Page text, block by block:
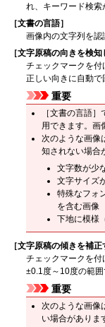
れ、キーワード検索
［文書の言語］
画像内の文字列を認
［文字原稿の向きを検
チェックマークを付
正しい向きに自動で
重要
［文書の言語］
用できます。画
次のような画像
知されない場合
文字数が少
文字サイズ
特殊なフォ
を含む画像
下地に模様
［文字原稿の傾きを補正
チェックマークを付
±0.1度～10度の範
重要
次のような画像
い場合がありま